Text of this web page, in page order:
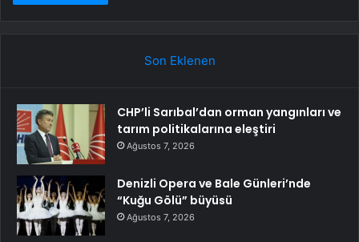
Son Eklenen
CHP’li Sarıbal’dan orman yangınları ve
tarım politikalarına eleştiri
Ağustos 7, 2026
Denizli Opera ve Bale Günleri’nde
“Kuğu Gölü” büyüsü
Ağustos 7, 2026